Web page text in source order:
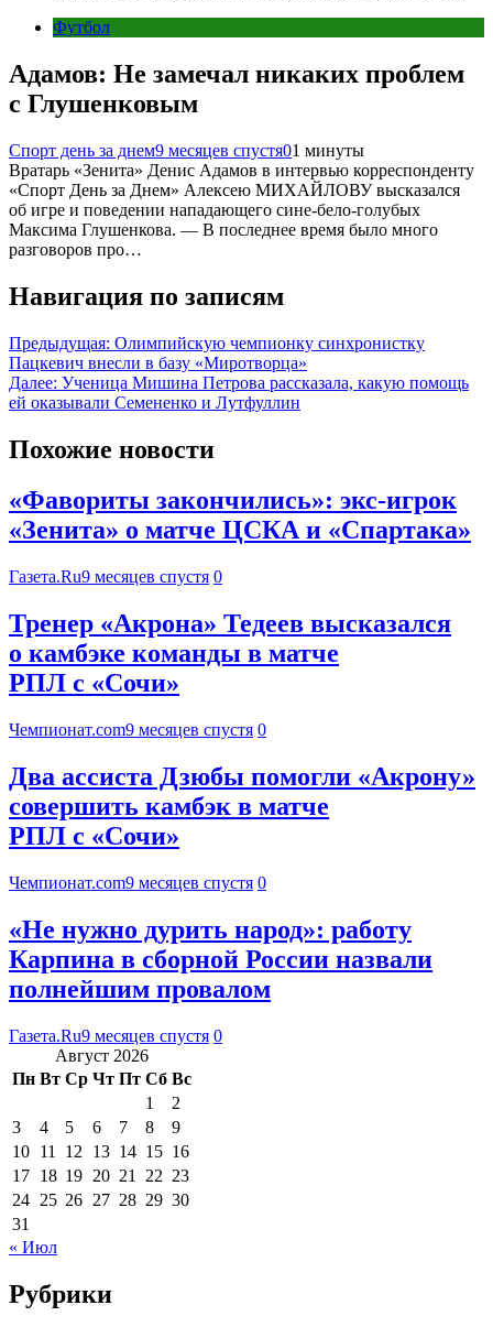
Футбол
Адамов: Не замечал никаких проблем
с Глушенковым
Спорт день за днем9 месяцев спустя01 минуты
Вратарь «Зенита» Денис Адамов в интервью корреспонденту
«Спорт День за Днем» Алексею МИХАЙЛОВУ высказался
об игре и поведении нападающего сине-бело-голубых
Максима Глушенкова. — В последнее время было много
разговоров про…
Навигация по записям
Предыдущая: Олимпийскую чемпионку синхронистку
Пацкевич внесли в базу «Миротворца»
Далее: Ученица Мишина Петрова рассказала, какую помощь
ей оказывали Семененко и Лутфуллин
Похожие новости
«Фавориты закончились»: экс-игрок
«Зенита» о матче ЦСКА и «Спартака»
Газета.Ru9 месяцев спустя 0
Тренер «Акрона» Тедеев высказался
о камбэке команды в матче
РПЛ с «Сочи»
Чемпионат.com9 месяцев спустя 0
Два ассиста Дзюбы помогли «Акрону»
совершить камбэк в матче
РПЛ с «Сочи»
Чемпионат.com9 месяцев спустя 0
«Не нужно дурить народ»: работу
Карпина в сборной России назвали
полнейшим провалом
Газета.Ru9 месяцев спустя 0
Август 2026
Пн Вт Ср Чт Пт Сб Вс
1
2
3
4 5 6 7 8
9
10 11 12 13 14 15 16
17 18 19 20 21 22 23
24 25 26 27 28 29 30
31
« Июл
Рубрики